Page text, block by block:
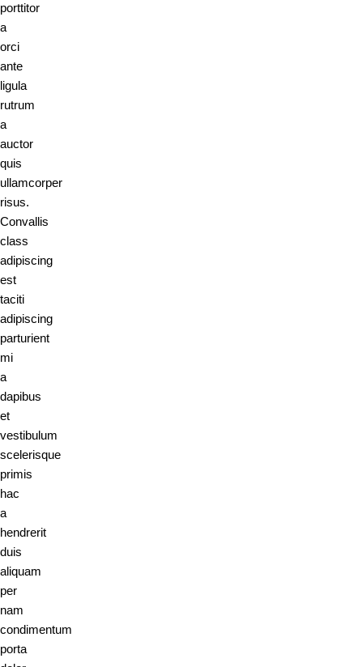
porttitor
a
orci
ante
ligula
rutrum
a
auctor
quis
ullamcorper
risus.
Convallis
class
adipiscing
est
taciti
adipiscing
parturient
mi
a
dapibus
et
vestibulum
scelerisque
primis
hac
a
hendrerit
duis
aliquam
per
nam
condimentum
porta